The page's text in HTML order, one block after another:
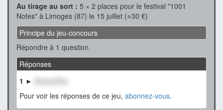
Au tirage au sort : 5 × 2 places pour le festival "1001
Notes" à Limoges (87) le 15 juillet (≈30 €)
Principe du jeu-concours
Répondre à 1 question.
Réponses
1 ►
XxxxxxXxx
Pour voir les réponses de ce jeu, abonnez-vous.